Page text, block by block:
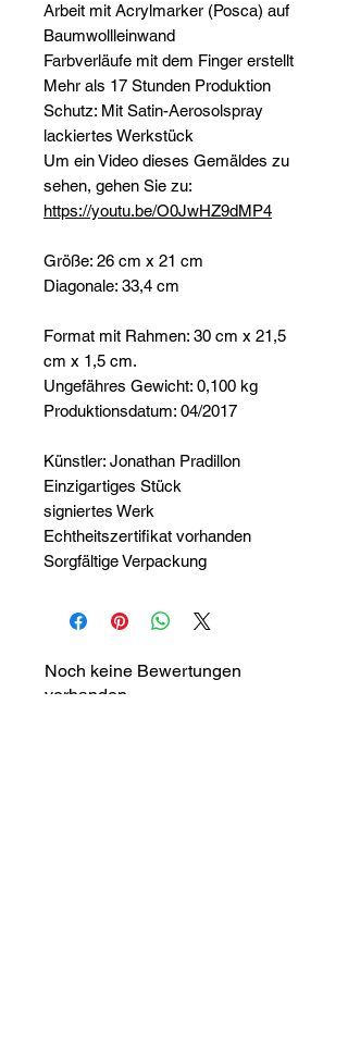
Arbeit mit Acrylmarker (Posca) auf
Baumwollleinwand
Farbverläufe mit dem Finger erstellt
Mehr als 17 Stunden Produktion
Schutz: Mit Satin-Aerosolspray
lackiertes Werkstück
Um ein Video dieses Gemäldes zu
sehen, gehen Sie zu:
https://youtu.be/O0JwHZ9dMP4
Größe: 26 cm x 21 cm
Diagonale: 33,4 cm
Format mit Rahmen: 30 cm x 21,5
cm x 1,5 cm.
Ungefähres Gewicht: 0,100 kg
Produktionsdatum: 04/2017
Künstler: Jonathan Pradillon
Einzigartiges Stück
signiertes Werk
Echtheitszertifikat vorhanden
Sorgfältige Verpackung
Noch keine Bewertungen
vorhanden